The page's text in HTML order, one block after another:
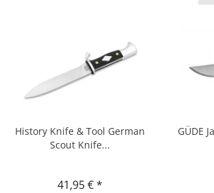
History Knife & Tool German
Scout Knife...
41,95 € *
GÜDE